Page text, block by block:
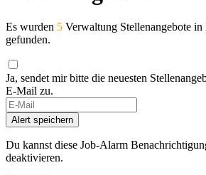
Es wurden 5 Verwaltung Stellenangebote
gefunden.
Ja, sendet mir bitte die neuesten
E-Mail zu.
If
you
are
a
human,
Alert speichern
Du kannst diese Job-Alarm
deaktivieren.